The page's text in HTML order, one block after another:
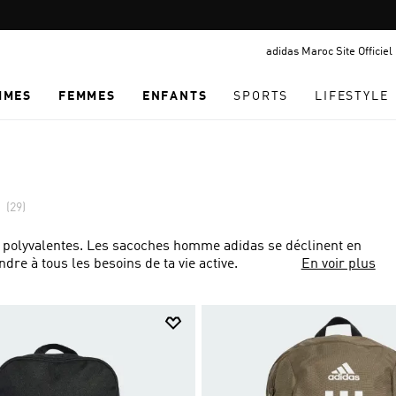
promotion
adidas Maroc Site Officiel
FEMMES ENFANTS SPORTS LIFESTYLE
(29)
Les sacoches homme adidas se déclinent en
à tous les besoins de ta vie active.
En voir plus